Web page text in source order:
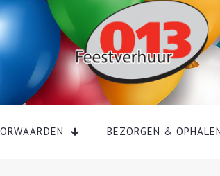
BEZORGEN &